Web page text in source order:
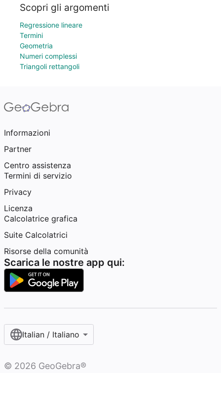
Scopri gli argomenti
Regressione lineare
Termini
Geometria
Numeri complessi
Triangoli rettangoli
Informazioni
Partner
Centro assistenza
Termini di servizio
Privacy
Licenza
Calcolatrice grafica
Suite Calcolatrici
Risorse della comunità
Scarica le nostre app qui:
Italian / Italiano‎
© 2026 GeoGebra®